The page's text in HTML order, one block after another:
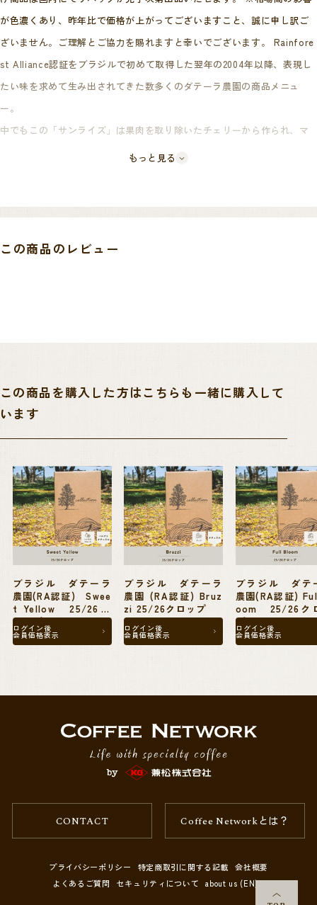
が色濃くあり、昨年比で価格が上がってございますこと、誠に申し訳ご
ざいません。ご理解とご協力を賜れますと幸いでございます。 Rainfore
st Alliance認証をブラジルで初めて取得した翌年の2004年以降、表現し
たい味を求めて生み出されてきた数多くのダテーラ農園の商品メニュ
ー。
中でもこの「サンライズ」は果肉を取り除いたチェリーから作られ、マ
イルドなドリップやはっきりとしたエスプレッソのベースとして最適な
酸味を伴ったミルクチョコレートの様なフレーバーが特徴です。 本農園
を経営するダテーラ社は売上の5%を寄付に充てるといった様な活動も積
視しているいくつかの項目の解決にも通じうるものとして、独自の取り
組みを自発的に行っています。 ダテーラ農園の現在の輸出営業マネージ
ャーのGabriel Moreira氏は、まさにこの奨学金を得て勉学に励んだ人物
るなど助け合いの精神を持った優しい農園です。
もっと見る
この商品のレビュー
この商品を購入した方はこちらも一緒に購入して
います
ブラジル ダテーラ
農園(RA認証) Swee
t Yellow 25/26ク
ロップ
ログイン後
会員価格表示
ブラジル ダテーラ
農園 (RA認証) Bruz
zi 25/26クロップ
ログイン後
会員価格表示
ブラジル ダテ
農園(RA認証)
oom 25/26ク
プ
ログイン後
会員価格表示
CONTACT Coffee Networkとは？
プライバシーポリシー 特定商取引に関する記載
会社概要
よくあるご質問
セキュリティについて about us (EN)